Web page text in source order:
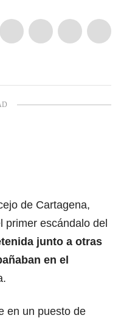
de Cartagena,
primer escándalo del
junto a otras
en el
en un puesto de